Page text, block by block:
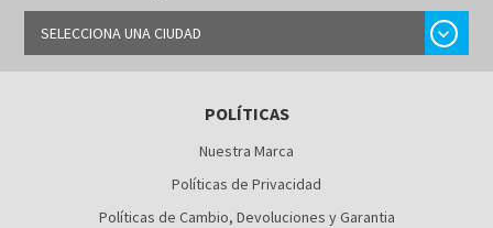
SELECCIONA UNA CIUDAD chevron_right
BARRANQUILLA
POLÍTICAS
Nuestra Marca
Políticas de Privacidad
Políticas de Cambio, Devoluciones y Garantia